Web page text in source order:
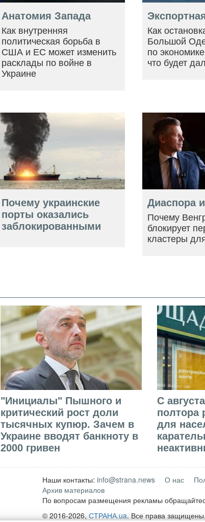
Анатомия Запада
Как внутренняя
политическая борьба в
США и ЕС может изменить
расклады по войне в
Украине
Как
Большой
по
что будет
Почему украинские
порты оказались
заблокированными
Диаспора
Почему
блокирует
кластеры
"Инициалы" Пышного и
критический рост доли
тысячных купюр. Зачем в
Украине вводят банкноту в
2000 гривен
С
полтора
для
Наши контакты: info@strana.news О нас
Архив материалов
По вопросам размещения рекламы
© 2016-2026, СТРАНА.ua. Все права